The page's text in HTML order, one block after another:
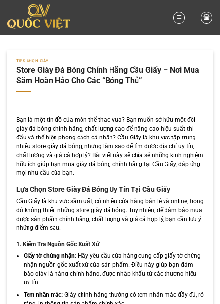
nội
dung
TIPS CHỌN GIÀY
Store Giày Đá Bóng Chính Hãng Cầu Giấy – Nơi Mua
Sắm Hoàn Hảo Cho Các “Bóng Thủ”
Bạn là một tín đồ của môn thể thao vua? Bạn muốn sở hữu một đôi
giày đá bóng chính hãng, chất lượng cao để nâng cao hiệu suất thi
đấu và thể hiện phong cách cá nhân? Cầu Giấy là khu vực tập trung
nhiều store giày đá bóng, nhưng làm sao để tìm được địa chỉ uy tín,
chất lượng và giá cả hợp lý? Bài viết này sẽ chia sẻ những kinh nghiệm
hữu ích giúp bạn mua giày đá bóng chính hãng tại Cầu Giấy, đáp ứng
mọi nhu cầu của bạn.
Lựa Chọn Store Giày Đá Bóng Uy Tín Tại Cầu Giấy
Cầu Giấy là khu vực sầm uất, có nhiều cửa hàng bán lẻ và online, trong
đó không thiếu những store giày đá bóng. Tuy nhiên, để đảm bảo mua
được sản phẩm chính hãng, chất lượng và giá cả hợp lý, bạn cần lưu ý
những điểm sau:
1. Kiểm Tra Nguồn Gốc Xuất Xứ
Giấy tờ chứng nhận:Hãy yêu cầu cửa hàng cung cấp giấy tờ chứng
nhận nguồn gốc xuất xứ của sản phẩm. Điều này giúp bạn đảm
bảo giày là hàng chính hãng, được nhập khẩu từ các thương hiệu
uy tín.
Tem nhãn mác:Giày chính hãng thường có tem nhãn mác đầy đủ, rõ